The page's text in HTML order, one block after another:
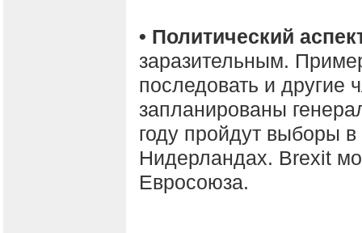
• Политический
заразительным.
последовать и
запланированы
году пройдут выборы
Нидерландах. Brexit
Евросоюза.